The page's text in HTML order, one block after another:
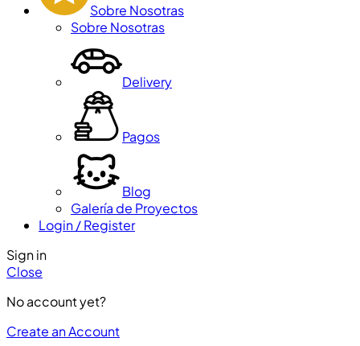
Sobre Nosotras
Sobre Nosotras
Delivery
Pagos
Blog
Galería de Proyectos
Login / Register
Sign in
Close
No account yet?
Create an Account